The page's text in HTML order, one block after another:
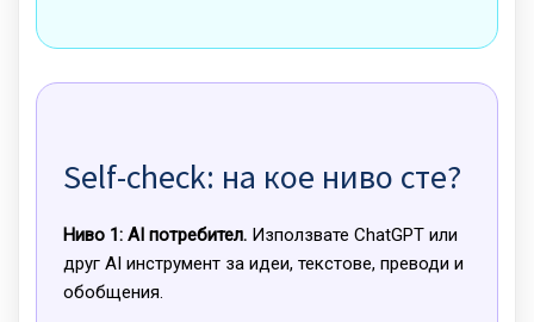
Self-check: на кое ниво сте?
Ниво 1: AI потребител. Използвате ChatGPT или
друг AI инструмент за идеи, текстове, преводи и
обобщения.